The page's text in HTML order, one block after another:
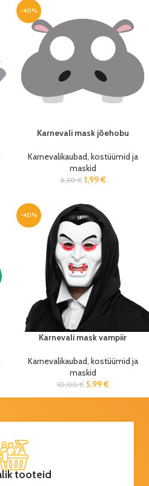
-40%
Karnevali mask jõehobu
Karnevalikaubad, kostüümid ja
maskid
3,30€ 1,99€
-40%
Karnevali mask vampiir
Karnevalikaubad, kostüümid ja
maskid
10,00€ 5,99€
tooteid